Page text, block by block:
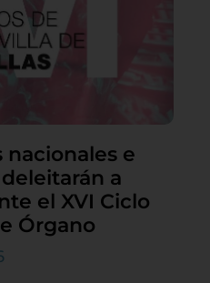
nacionales e
a
el XVI Ciclo
Órgano